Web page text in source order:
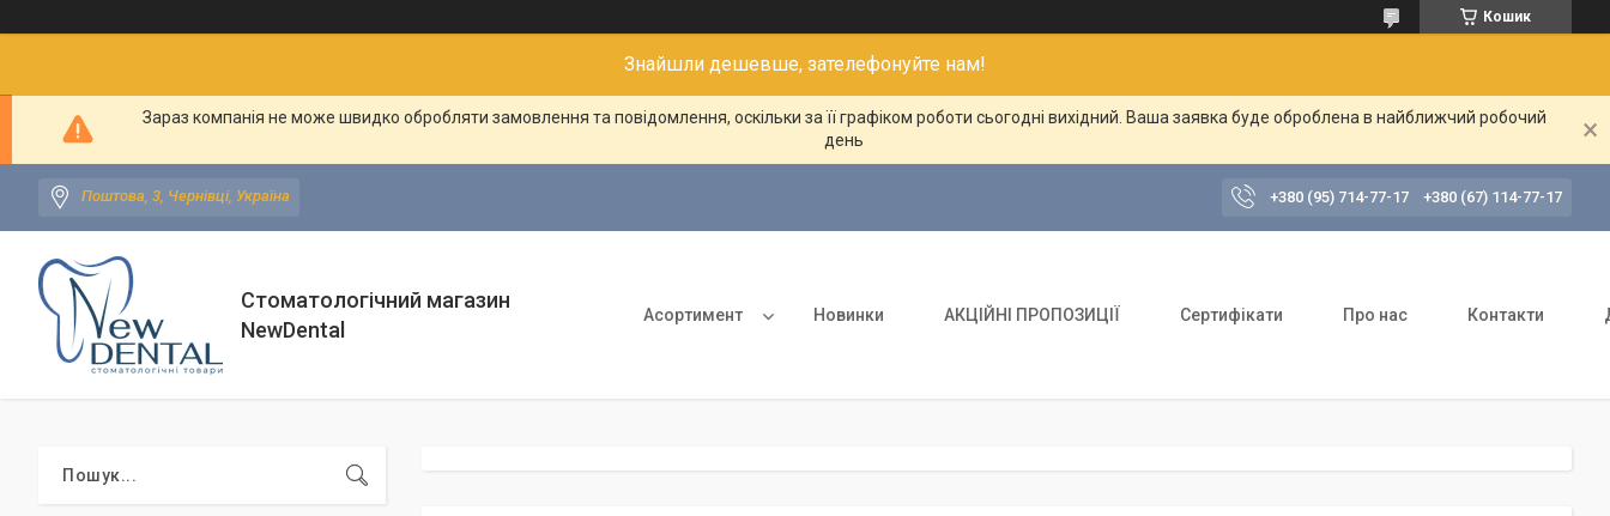
Кошик
Знайшли дешевше, зателефонуйте нам!
Зараз компанія не може швидко обробляти замовлення та повідомлення, оскільки за її графіком роботи сьогодні вихідний. Ваша заявка буде оброблена в найближчий робочий
день
Поштова, 3, Чернівці, Україна +380 (95) 714-77-17 +380 (67) 114-77-17
Стоматологічний магазин
NewDental
Асортимент Новинки АКЦІЙНІ ПРОПОЗИЦІЇ Сертифікати Про нас Контакти